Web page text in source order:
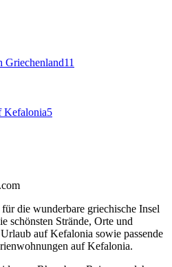
Griechenland11
Kefalonia5
die wunderbare griechische Insel
schönsten Strände, Orte und
auf Kefalonia sowie passende
auf Kefalonia.